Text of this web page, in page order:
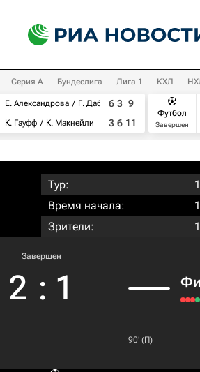
Серия А Бундеслига Лига 1 КХЛ
Е. Александрова
Г. Дабровски
К. Гауфф
К. Макнейли
6 3 9
3 6 11
Футбол
Завершен
Тур:
1
Время начала:
Зрители:
Завершен
2 : 1
90‎’‎ (П)